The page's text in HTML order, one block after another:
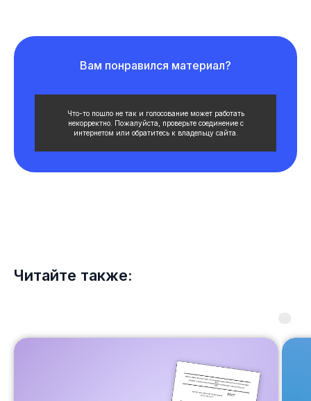
Вам понравился материал?
Что-то пошло не так и голосование может работать
некорректно. Пожалуйста, проверьте соединение с
интернетом или обратитесь к владельцу сайта.
Читайте также: